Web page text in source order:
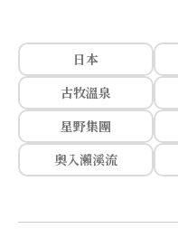
日本
古牧溫泉
星野集團
奧入瀨溪流